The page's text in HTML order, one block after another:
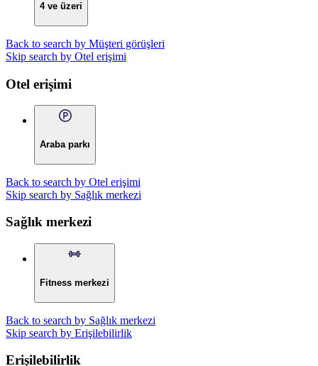
4 ve üzeri
Back to search by Müşteri görüşleri
Skip search by Otel erişimi
Otel erişimi
Araba parkı
Back to search by Otel erişimi
Skip search by Sağlık merkezi
Sağlık merkezi
Fitness merkezi
Back to search by Sağlık merkezi
Skip search by Erişilebilirlik
Erişilebilirlik